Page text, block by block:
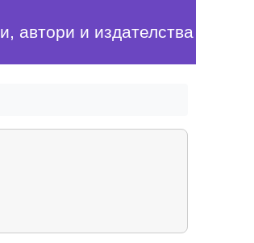
автори и издателства